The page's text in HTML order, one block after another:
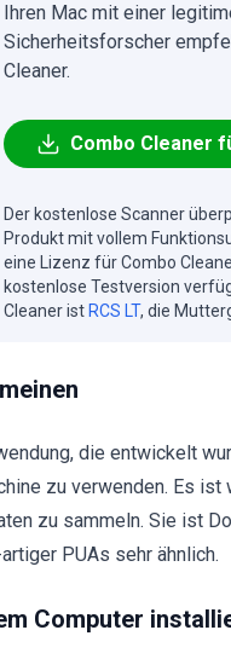
Ihren Mac mit einer
Sicherheitsforscher
Cleaner.
Combo Cleaner
Der kostenlose Scanner
Produkt mit vollem
eine Lizenz für Combo
kostenlose Testversion
Cleaner ist RCS LT, die
die entwickelt
zu verwenden. Es
zu sammeln. Sie ist
PUAs sehr ähnlich.
Computer